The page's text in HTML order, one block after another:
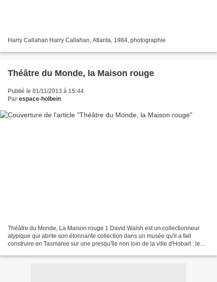
Harry Callahan Harry Callahan, Atlanta, 1984, photographie
Théâtre du Monde, la Maison rouge
Publié le 01/11/2013 à 15:44
Par espace-holbein
Théâtre du Monde, La Maison rouge 1 David Walsh est un collectionneur
atypique qui abrite son étonnante collection dans un musée qu'il a fait
construire en Tasmanie sur une presqu'île non loin de la ville d'Hobart : le